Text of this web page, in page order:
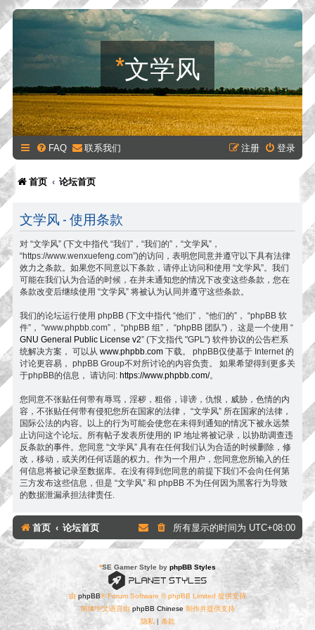
*文学风
FAQ 联系我们 登录
注册
首页 论坛首页
文学风 - 使用条款
对 “文学风” (下文中指代 “我们”，“我们的”，“文学风”，
“https://www.wenxuefeng.com”)的访问，表明您同意并遵守以下具有法律
效力之条款。如果您不同意以下条款，请停止访问和使用 “文学风”。我们
可能在我们认为合适的时候，在并未通知您的情况下改变这些条款，您在
条款改变后继续使用 “文学风” 将被认为认同并遵守这些条款。
我们的论坛运行使用 phpBB (下文中指代 “他们”， “他们的”， “phpBB 软
件”， “www.phpbb.com”， “phpBB 组”， “phpBB 团队”)， 这是一个使用 “
GNU General Public License v2” (下文指代 "GPL") 软件协议的公告栏系
统解决方案， 可以从 www.phpbb.com 下载。 phpBB仅使基于 Internet 的
讨论更容易， phpBB Group不对所讨论的内容负责。 如果希望得到更多关
于phpBB的信息， 请访问: https://www.phpbb.com/。
您同意不张贴任何带有辱骂，淫秽，粗俗，诽谤，仇恨，威胁，色情的内
容，不张贴任何带有侵犯您所在国家的法律， “文学风” 所在国家的法律，
国际公法的内容。以上的行为可能会使您在未得到通知的情况下被永远禁
止访问这个论坛。所有帖子发表所使用的 IP 地址将被记录，以协助调查违
反条款的事件。您同意 “文学风” 具有在任何我们认为合适的时候删除，修
改，移动，或关闭任何话题的权力。作为一个用户，您同意您所输入的任
何信息将被记录至数据库。在没有得到您同意的前提下我们不会向任何第
三方发布这些信息，但是 “文学风” 和 phpBB 不为任何因为黑客行为导致
的数据泄漏承担法律责任.
首页 论坛首页 所有显示的时间为 UTC+08:00
*SE Gamer Style by phpBB Styles
由 phpBB® Forum Software © phpBB Limited 提供支持
简体中文语言由 phpBB Chinese 制作并提供支持
隐私 | 条款